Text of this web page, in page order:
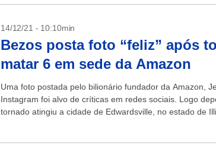
14/12/21 - 10:10min
Bezos posta foto “feliz” após
matar 6 em sede da Amazon
Uma foto postada pelo bilionário fundador da Amazon,
Instagram foi alvo de críticas em redes sociais. Logo
tornado atingiu a cidade de Edwardsville, no estado de